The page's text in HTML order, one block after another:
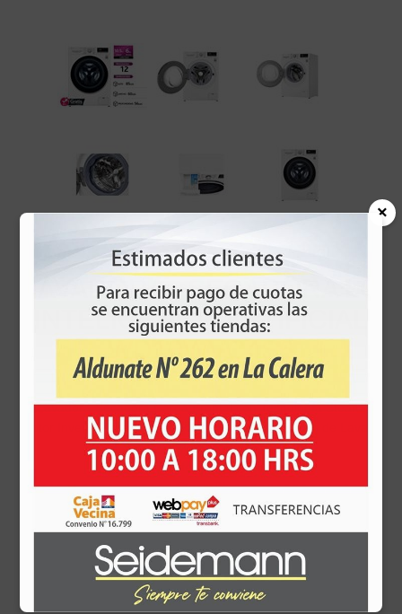
LAVADORA - SECADORA LG
INTELIGENCIA ARTIFICIAL
WD10WVC4S6
Lavadora-Secadora Carga Frontal con Tecnología Steam,
motor Inverter Direct Drive y capacidad de 10,5 kilos de Lavado
y 6 de Secado.
AI DD™ Inteligencia Artificial
Steam™
ThinQ™
Motor Inverter Direct Drive
Diseño Durable e Higiénico
Agrega prendas durante el ciclo
Sku: 1009280003793
×